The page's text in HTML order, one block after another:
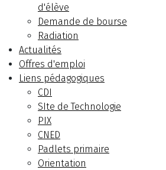
d'élève
Demande de bourse
Radiation
Actualités
Offres d'emploi
Liens pédagogiques
CDI
SIte de Technologie
PIX
CNED
Padlets primaire
Orientation